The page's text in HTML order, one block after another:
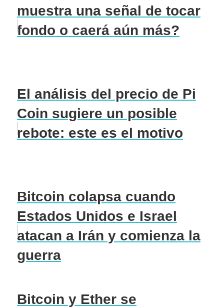
muestra una señal de tocar
fondo o caerá aún más?
El análisis del precio de Pi
Coin sugiere un posible
rebote: este es el motivo
Bitcoin colapsa cuando
Estados Unidos e Israel
atacan a Irán y comienza la
guerra
Bitcoin y Ether se